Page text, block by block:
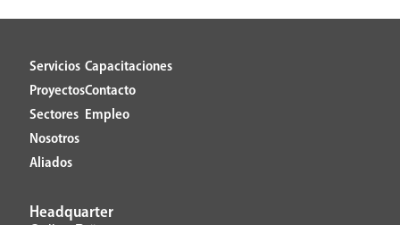
Servicios
Proyectos
Sectores
Nosotros
Aliados
Capacitaciones
Contacto
Empleo
Headquarter